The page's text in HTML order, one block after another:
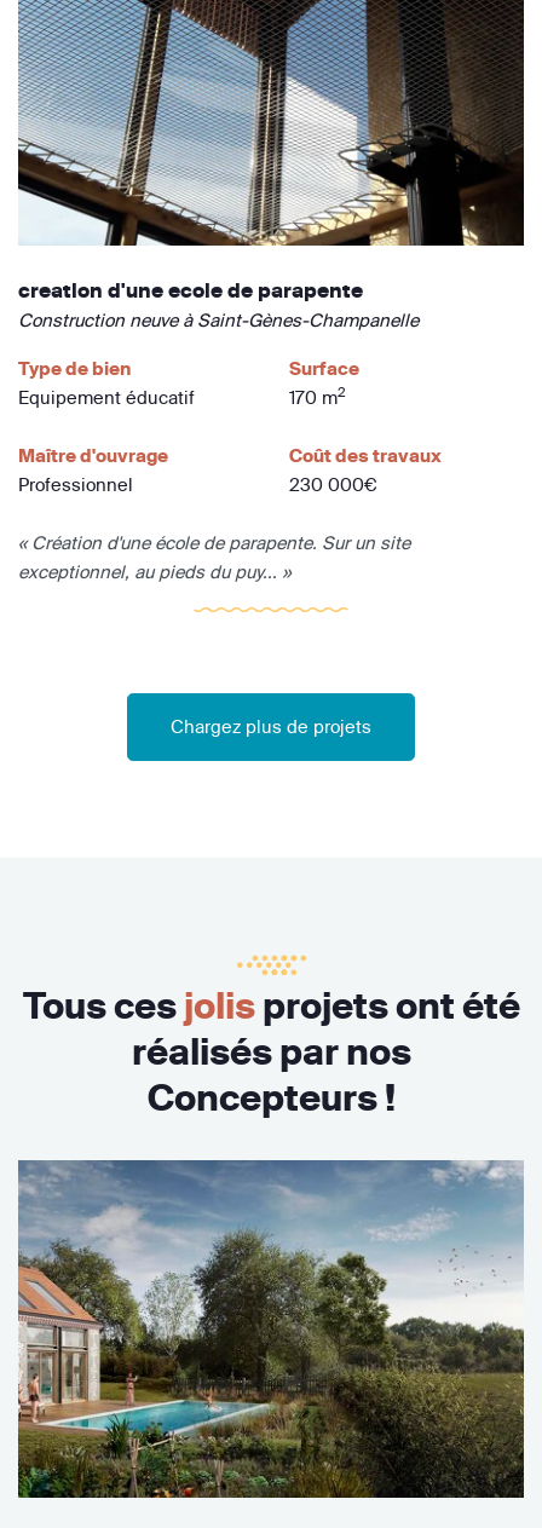
creation d'une ecole de parapente
Construction neuve à Saint-Gènes-Champanelle
Type de bien
Equipement éducatif
Surface
170 m2
Maître d'ouvrage
Professionnel
Coût des travaux
230 000€
« Création d'une école de parapente. Sur un site
exceptionnel, au pieds du puy... »
Chargez plus de projets
Tous cesjolisprojets ont été
réalisés par nos
Concepteurs !